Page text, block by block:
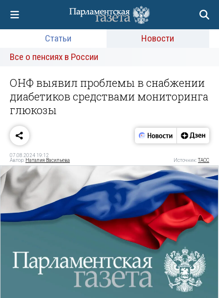
Статьи
Новости
Все о пенсиях в России
ОНФ выявил проблемы в снабжении
диабетиков средствами мониторинга
глюкозы
07.08.2024 19:12
Автор: Наталия Васильева Источник:ТАСС